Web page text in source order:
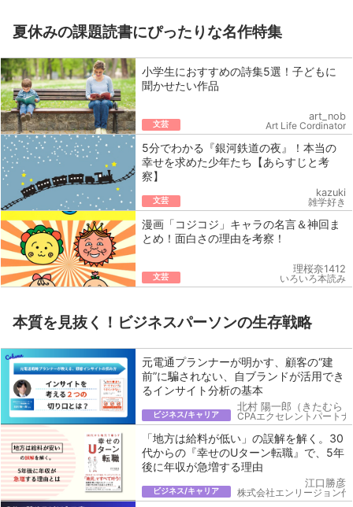
夏休みの課題読書にぴったりな名作特集
小学生におすすめの詩集5選！子どもに
聞かせたい作品
文芸
art_nob
Art Life Cordinator
5分でわかる『銀河鉄道の夜』！本当の
幸せを求めた少年たち【あらすじと考
察】
文芸
kazuki
雑学好き
漫画「コジコジ」キャラの名言＆神回ま
とめ！面白さの理由を考察！
文芸
理桜奈1412
いろいろ本読み
本質を見抜く！ビジネスパーソンの生存戦略
元電通プランナーが明かす、顧客の“建
前”に騙されない、自ブランドが活用でき
るインサイト分析の基本
ビジネス/キャリア
北村 陽一郎（きたむら
CPAエクセレントパート
「地方は給料が低い」の誤解を解く。30
代からの『幸せのUターン転職』で、5年
後に年収が急増する理由
ビジネス/キャリア
江口勝彦
株式会社エンリージョン代